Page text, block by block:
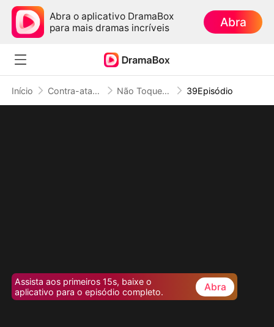
Abra o aplicativo DramaBox
para mais dramas incríveis
Abra
Início Contra-ataque Não Toque na Filha do Rei do Submundo 39Episódio
Assista aos primeiros 15s, baixe o
aplicativo para o episódio completo.
Abra